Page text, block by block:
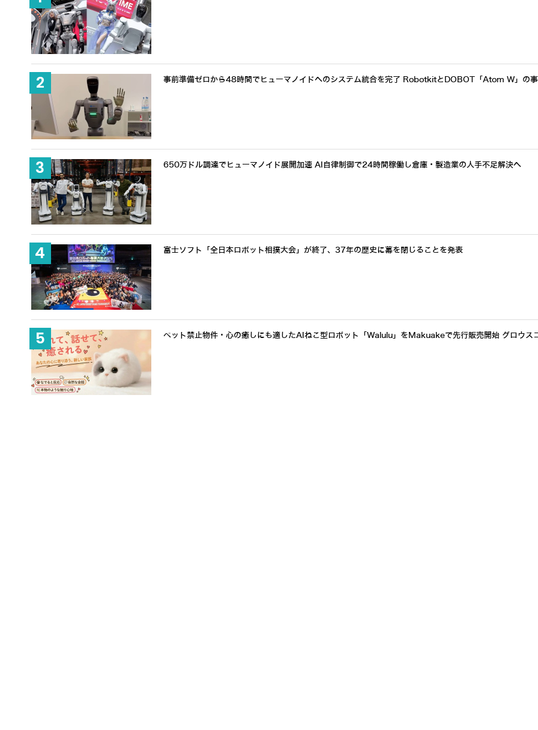
事前準備ゼロから48時間でヒューマノイドへのシステム統合を完了 RobotkitとDOBOT「Atom W」の
650万ドル調達でヒューマノイド展開加速 AI自律制御で24時間稼働し倉庫・製造業の人手不足解決へ
富士ソフト「全日本ロボット相撲大会」が終了、37年の歴史に幕を閉じることを発表
ペット禁止物件・心の癒しにも適したAIねこ型ロボット「Walulu」をMakuakeで先行販売開始 グロウス